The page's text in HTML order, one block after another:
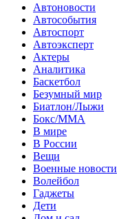
Автоновости
Автособытия
Автоспорт
Автоэксперт
Актеры
Аналитика
Баскетбол
Безумный мир
Биатлон/Лыжи
Бокс/MMA
В мире
В России
Вещи
Военные новости
Волейбол
Гаджеты
Дети